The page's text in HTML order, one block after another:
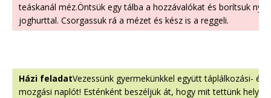
teáskanál méz.Öntsük egy tálba a hozzávalókat és borítsuk
joghurttal. Csorgassuk rá a mézet és kész is a reggeli.
Házi feladatVezessünk gyermekünkkel együtt táplálkozási- és
mozgási naplót! Esténként beszéljük át, hogy mit tettünk